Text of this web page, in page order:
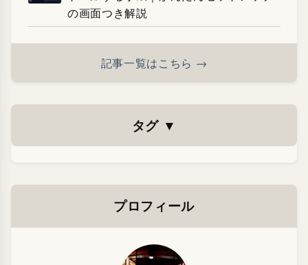
の画面つき解説
記事一覧はこちら →
タグ ▼
プロフィール